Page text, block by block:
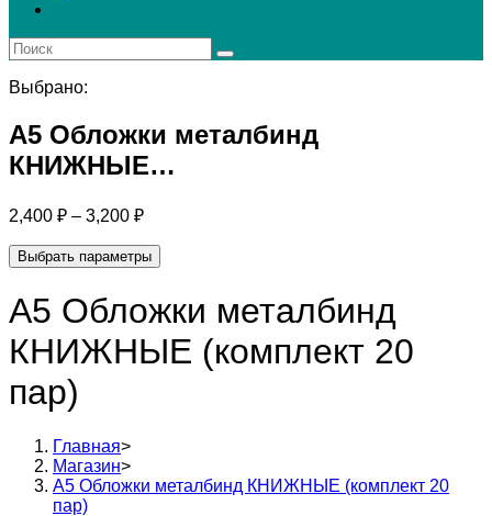
по
сайту
Выбрано:
А5 Обложки металбинд
КНИЖНЫЕ…
2,400 ₽ – 3,200 ₽
Выбрать параметры
А5 Обложки металбинд
КНИЖНЫЕ (комплект 20
пар)
Главная>
Магазин>
А5 Обложки металбинд КНИЖНЫЕ (комплект 20
пар)